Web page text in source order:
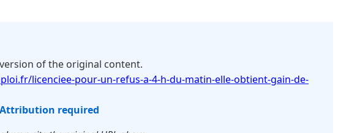
of the original content.
licenciee-pour-un-refus-a-4-h-du-matin-elle-obtient-gain-de-
Attribution required